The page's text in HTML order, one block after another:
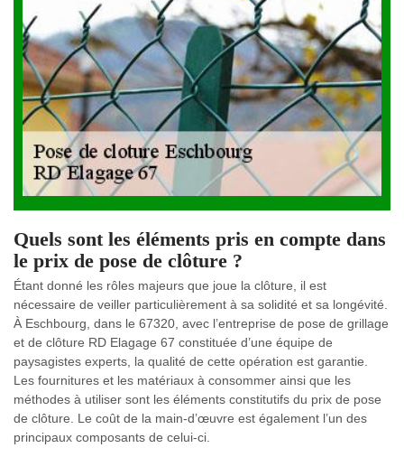
Quels sont les éléments pris en compte dans
le prix de pose de clôture ?
Étant donné les rôles majeurs que joue la clôture, il est
nécessaire de veiller particulièrement à sa solidité et sa longévité.
À Eschbourg, dans le 67320, avec l’entreprise de pose de grillage
et de clôture RD Elagage 67 constituée d’une équipe de
paysagistes experts, la qualité de cette opération est garantie.
Les fournitures et les matériaux à consommer ainsi que les
méthodes à utiliser sont les éléments constitutifs du prix de pose
de clôture. Le coût de la main-d’œuvre est également l’un des
principaux composants de celui-ci.